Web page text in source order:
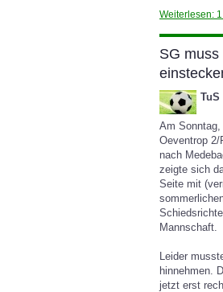
Weiterlesen:
SG
TuS
Am
Oeventrop
nach
zeigte sich
Seite mit
Mannschaft.
Leider
hinnehmen.
jetzt erst